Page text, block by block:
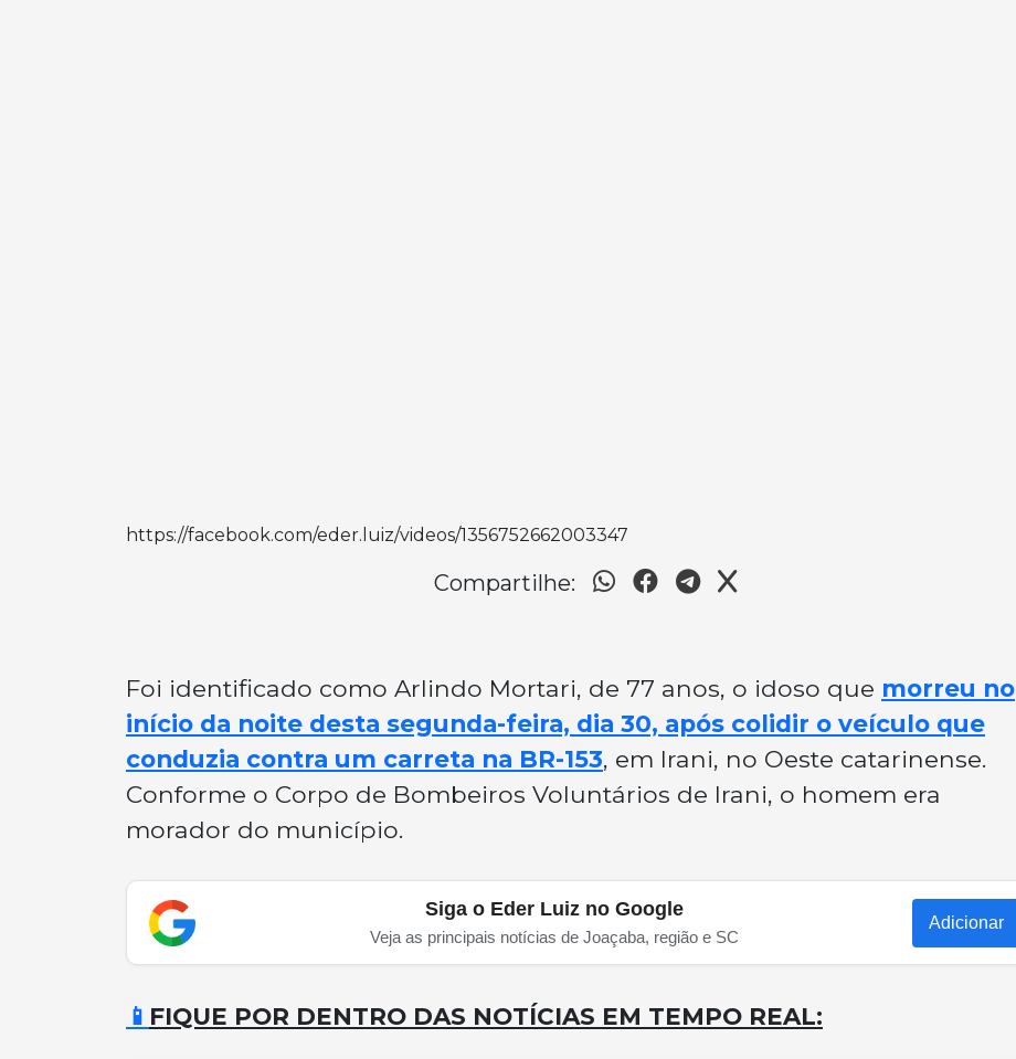
https://facebook.com/eder.luiz/videos/1356752662003347
Compartilhe:
Foi identificado como Arlindo Mortari, de 77 anos, o idoso que morreu no
início da noite desta segunda-feira, dia 30, após colidir o veículo que
conduzia contra um carreta na BR-153, em Irani, no Oeste catarinense.
Conforme o Corpo de Bombeiros Voluntários de Irani, o homem era
morador do município.
Siga o Eder Luiz no Google
Veja as principais notícias de Joaçaba, região e SC
Adicionar
📱 FIQUE POR DENTRO DAS NOTÍCIAS EM TEMPO REAL: